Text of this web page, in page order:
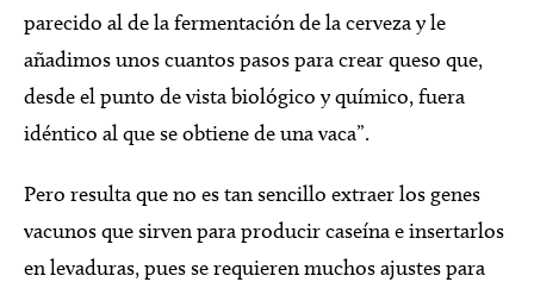
parecido al de la fermentación de la cerveza y le
añadimos unos cuantos pasos para crear queso que,
desde el punto de vista biológico y químico, fuera
idéntico al que se obtiene de una vaca”.
Pero resulta que no es tan sencillo extraer los genes
vacunos que sirven para producir caseína e insertarlos
en levaduras, pues se requieren muchos ajustes para